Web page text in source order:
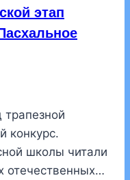
этап
трапезной
конкурс.
школы читали
отечественных…